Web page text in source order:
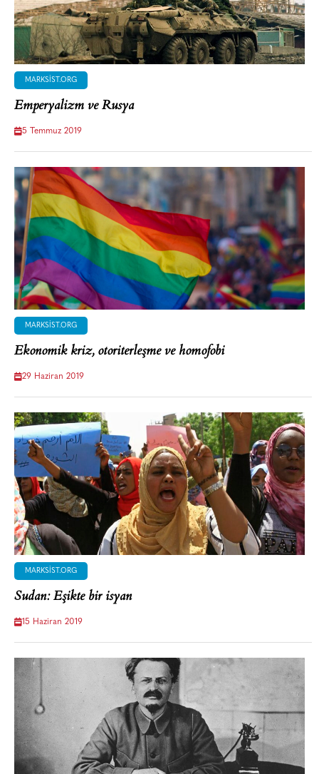
MARKSIST.ORG
Emperyalizm ve Rusya
5 Temmuz 2019
MARKSIST.ORG
Ekonomik kriz, otoriterleşme ve homofobi
29 Haziran 2019
MARKSIST.ORG
Sudan: Eşikte bir isyan
15 Haziran 2019